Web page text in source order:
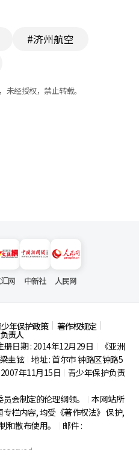
#济州航空
未经授权，禁止转载。
网 中新社 人民网
年保护政策 著作权规定
责人
册日期 : 2014年12月29日
《亚洲
圭铉 地址 : 首尔市钟路区钟路5
年11月15日
青少年保护负责
会制定的伦理纲领。
本网站所
栏内容, 均受《著作权法》 保护,
和散布使用。
邮件 :